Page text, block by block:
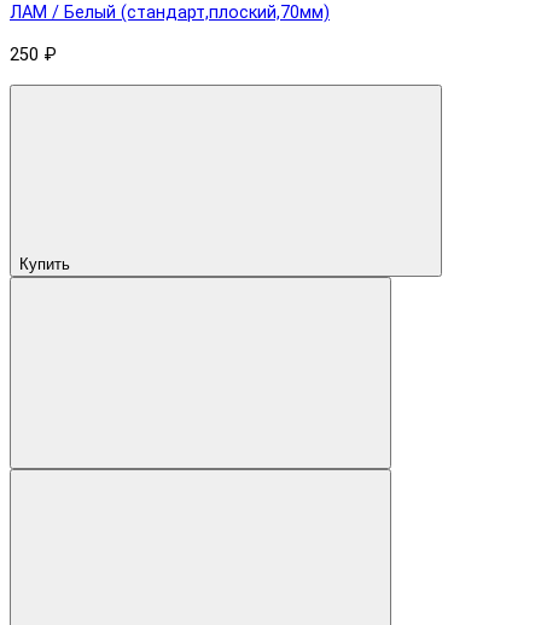
ЛАМ / Белый (стандарт,плоский,70мм)
250 ₽
Купить